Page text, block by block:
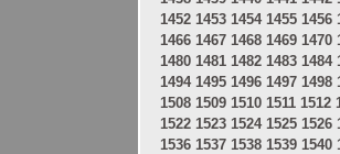
1452 1453 1454 1455 1456
1466 1467 1468 1469 1470
1480 1481 1482 1483 1484
1494 1495 1496 1497 1498
1508 1509 1510 1511 1512
1522 1523 1524 1525 1526
1536 1537 1538 1539 1540